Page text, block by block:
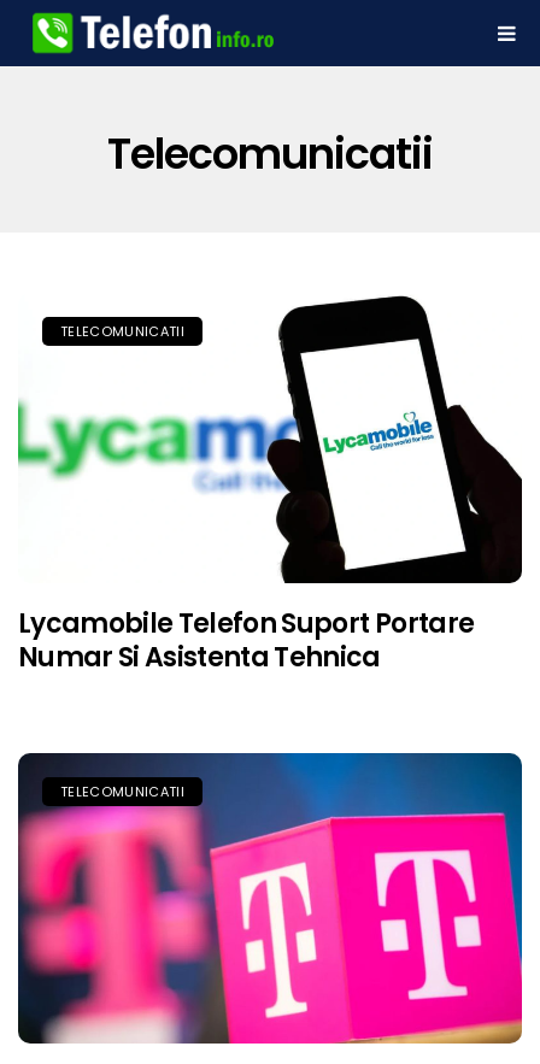
Telecomunicatii
TELECOMUNICATII
Lycamobile Telefon Suport Portare
Numar Si Asistenta Tehnica
TELECOMUNICATII